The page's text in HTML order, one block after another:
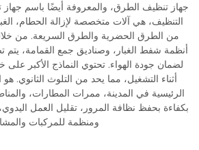
الطرق، والمعروفة أيضًا باسم جهاز تنظيف
هي آلات متخصصة لإزالة الحطام، الغبار،
الطرق الحضرية والطرق السريعة. من خلال دمج
شفط الغبار، وصناديق جمع القمامة، يتم تصفية
جودة الهواء. تحتوي النماذج الأكبر على خزانات
التشغيل، مما يحد من التلوث الثانوي. هو الخيار
في المدينة، ممرات المطارات، والمناطق
بحفظ نظافة المرور، تقليل العمل اليدوي،
ومنظمة للمركبات والمشاة.